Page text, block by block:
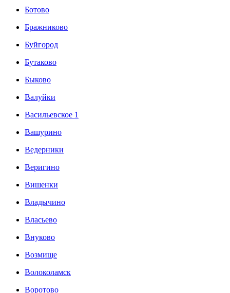
Ботово
Бражниково
Буйгород
Бутаково
Быково
Валуйки
Васильевское 1
Вашурино
Ведерники
Веригино
Вишенки
Владычино
Власьево
Внуково
Возмище
Волоколамск
Воротово